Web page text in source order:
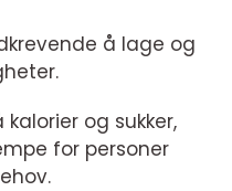
å lage og
og sukker,
for personer